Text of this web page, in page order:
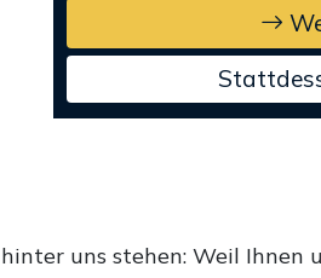
uns stehen: Weil